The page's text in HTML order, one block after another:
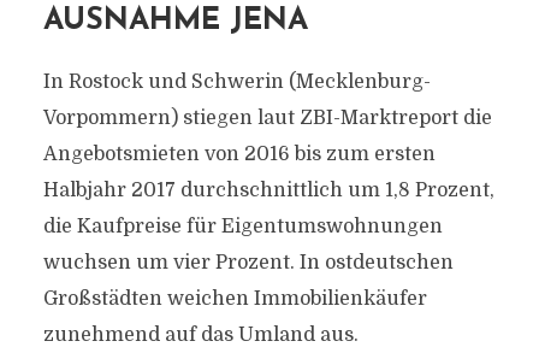
AUSNAHME JENA
In Rostock und Schwerin (Mecklenburg-
Vorpommern) stiegen laut ZBI-Marktreport die
Angebotsmieten von 2016 bis zum ersten
Halbjahr 2017 durchschnittlich um 1,8 Prozent,
die Kaufpreise für Eigentumswohnungen
wuchsen um vier Prozent. In ostdeutschen
Großstädten weichen Immobilienkäufer
zunehmend auf das Umland aus.